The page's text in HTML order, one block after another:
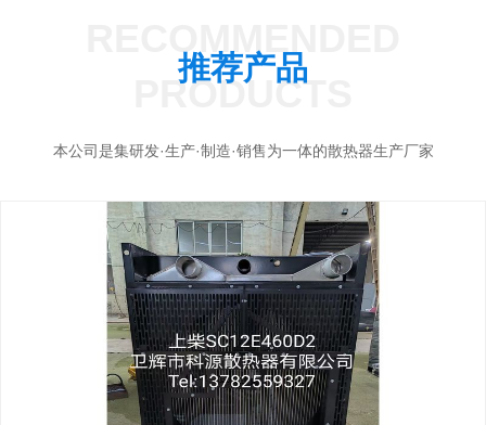
RECOMMENDED
PRODUCTS
推荐产品
本公司是集研发·生产·制造·销售为一体的散热器生产厂家